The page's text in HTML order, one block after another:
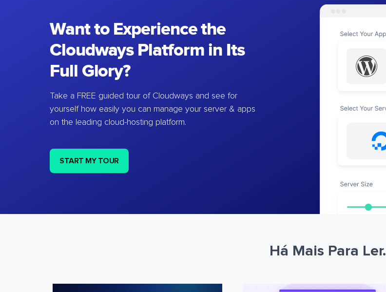
Want to Experience the
Cloudways Platform in Its
Full Glory?
Take a FREE guided tour of Cloudways and see for
yourself how easily you can manage your server & apps
on the leading cloud-hosting platform.
START MY TOUR
Há Mais Para Ler.